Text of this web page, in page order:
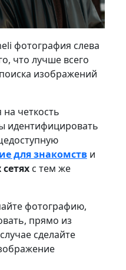
фотография слева
что лучше всего
изображений
на четкость
идентифицировать
для знакомстви
с тем же
фотографию,
прямо из
сделайте